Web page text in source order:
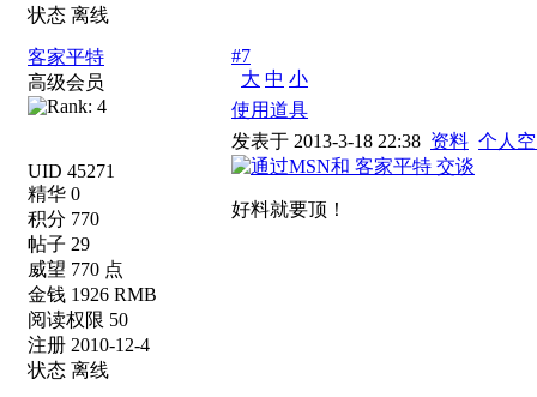
状态 离线
客家平特
高级会员
UID 45271
精华 0
积分 770
帖子 29
威望 770 点
金钱 1926 RMB
阅读权限 50
注册 2010-12-4
状态 离线
#7
大 中 小
使用道具
发表于 2013-3-18 22:38 资料 个人
好料就要顶！